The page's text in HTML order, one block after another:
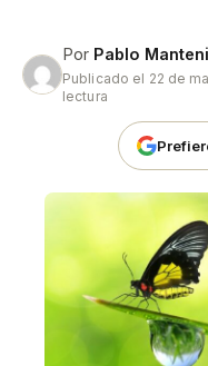
Por Pablo
Publicado el 22 de
lectura